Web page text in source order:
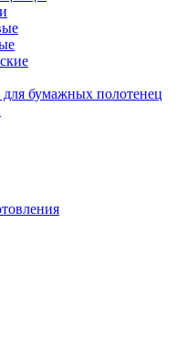
бумажных полотенец